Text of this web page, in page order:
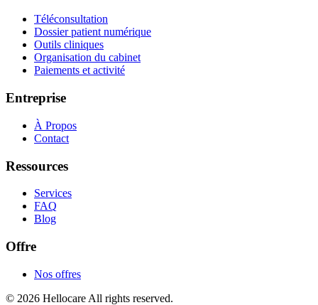
Téléconsultation
Dossier patient numérique
Outils cliniques
Organisation du cabinet
Paiements et activité
Entreprise
À Propos
Contact
Ressources
Services
FAQ
Blog
Offre
Nos offres
© 2026 Hellocare All rights reserved.